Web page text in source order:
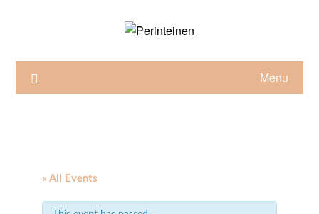
Menu
« All Events